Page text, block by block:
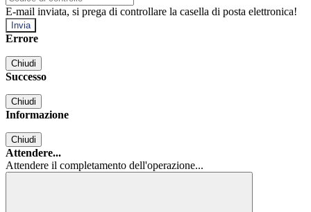
E-mail inviata, si prega di controllare la casella di posta elettronica!
Errore
Chiudi
Successo
Chiudi
Informazione
Chiudi
Attendere...
Attendere il completamento dell'operazione...